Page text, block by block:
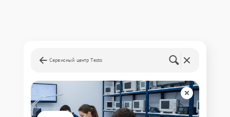
Сервисный центр Testo